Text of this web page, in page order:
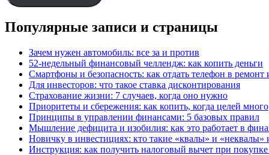
Популярные записи и страницы
Зачем нужен автомобиль: все за и против
52-недельный финансовый челлендж: как копить деньги
Смартфоны и безопасность: как отдать телефон в ремонт
Для инвесторов: что такое ставка дисконтирования
Страхование жизни: 7 случаев, когда оно нужно
Приоритеты и сбережения: как копить, когда целей много
Принципы в управлении финансами: 5 базовых правил
Мышление дефицита и изобилия: как это работает в
Новичку в инвестициях: кто такие «квалы» и «неквалы»
Инструкция: как получить налоговый вычет при